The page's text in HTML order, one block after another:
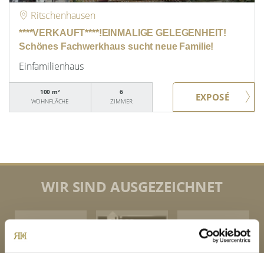
Ritschenhausen
****VERKAUFT****!EINMALIGE GELEGENHEIT!
Schönes Fachwerkhaus sucht neue Familie!
Einfamilienhaus
100 m²
WOHNFLÄCHE
6
ZIMMER
WIR SIND AUSGEZEICHNET